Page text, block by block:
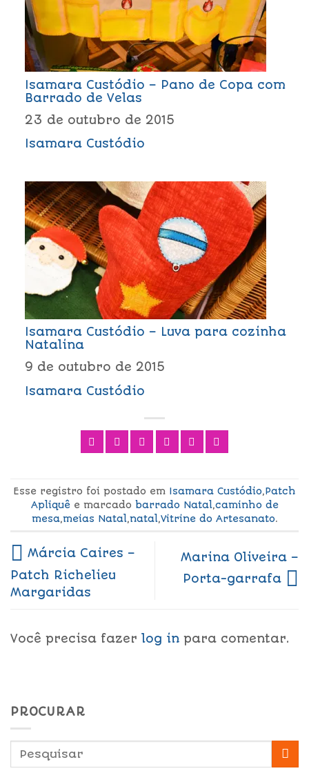
Isamara Custódio – Pano de Copa com
Barrado de Velas
23 de outubro de 2015
Isamara Custódio
Isamara Custódio – Luva para cozinha
Natalina
9 de outubro de 2015
Isamara Custódio
Esse registro foi postado em Isamara Custódio,Patch
Apliquêe marcado barrado Natal,caminho de
mesa,meias Natal,natal,Vitrine do Artesanato.
Márcia Caires –
Patch Richelieu
Margaridas
Marina Oliveira –
Porta-garrafa
Você precisa fazer log in para comentar.
PROCURAR